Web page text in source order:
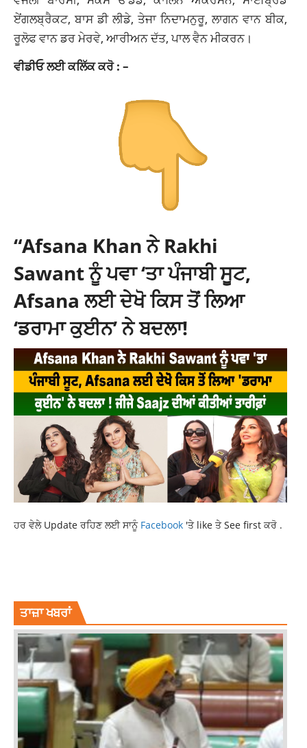
ਏਂਗਲਬ੍ਰੈਕਟ, ਬਾਸ ਡੀ ਲੀਡੇ, ਤੇਜਾ ਨਿਦਾਮਨੁਰੂ, ਲਾਗਨ ਵਾਨ ਬੀਕ,
ਰੂਲੋਫ ਵਾਨ ਡਰ ਮੇਰਵੇ, ਆਰੀਅਨ ਦੱਤ, ਪਾਲ ਵੈਨ ਮੀਕਰਨ।
ਵੀਡੀਓ ਲਈ ਕਲਿੱਕ ਕਰੋ : –
“Afsana Khan ਨੇ Rakhi
Sawant ਨੂੰ ਪਵਾ ‘ਤਾ ਪੰਜਾਬੀ ਸੂਟ,
Afsana ਲਈ ਦੇਖੋ ਕਿਸ ਤੋਂ ਲਿਆ
‘ਡਰਾਮਾ ਕੁਈਨ’ ਨੇ ਬਦਲਾ!
ਹਰ ਵੇਲੇ Update ਰਹਿਣ ਲਈ ਸਾਨੂੰ Facebook 'ਤੇ like ਤੇ See first ਕਰੋ .
ਤਾਜ਼ਾ ਖਬਰਾਂ